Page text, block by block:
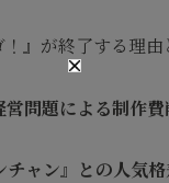
』が終了する理由
営問題による制作
チャン』との人気